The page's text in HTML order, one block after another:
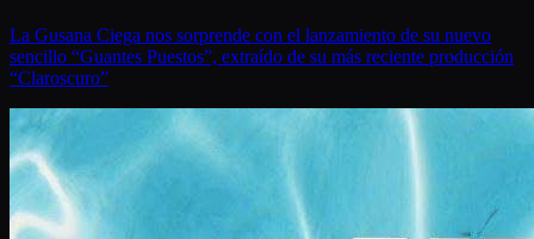
La Gusana Ciega nos sorprende con el lanzamiento de su nuevo
sencillo “Guantes Puestos”, extraído de su más reciente producción
“Claroscuro”